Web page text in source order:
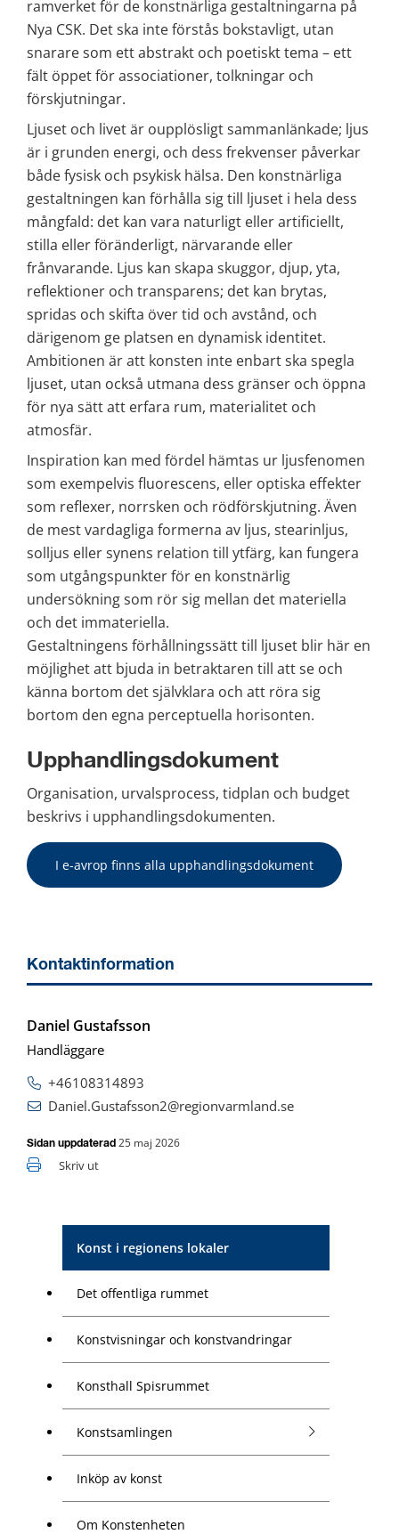
Konst i regionens lokaler
Det offentliga rummet
Konstvisningar och konstvandringar
Konsthall Spisrummet
Konstsamlingen
Inköp av konst
Om Konstenheten
ramverket för de konstnärliga gestaltningarna på
Nya CSK. Det ska inte förstås bokstavligt, utan
snarare som ett abstrakt och poetiskt tema – ett
fält öppet för associationer, tolkningar och
förskjutningar.
Ljuset och livet är oupplösligt sammanlänkade; ljus
är i grunden energi, och dess frekvenser påverkar
både fysisk och psykisk hälsa. Den konstnärliga
gestaltningen kan förhålla sig till ljuset i hela dess
mångfald: det kan vara naturligt eller artificiellt,
stilla eller föränderligt, närvarande eller
frånvarande. Ljus kan skapa skuggor, djup, yta,
reflektioner och transparens; det kan brytas,
spridas och skifta över tid och avstånd, och
därigenom ge platsen en dynamisk identitet.
Ambitionen är att konsten inte enbart ska spegla
ljuset, utan också utmana dess gränser och öppna
för nya sätt att erfara rum, materialitet och
atmosfär.
Inspiration kan med fördel hämtas ur ljusfenomen
som exempelvis fluorescens, eller optiska effekter
som reflexer, norrsken och rödförskjutning. Även
de mest vardagliga formerna av ljus, stearinljus,
solljus eller synens relation till ytfärg, kan fungera
som utgångspunkter för en konstnärlig
undersökning som rör sig mellan det materiella
och det immateriella.
Gestaltningens förhållningssätt till ljuset blir här en
möjlighet att bjuda in betraktaren till att se och
känna bortom det självklara och att röra sig
bortom den egna perceptuella horisonten.
Upphandlingsdokument
Organisation, urvalsprocess, tidplan och budget
beskrivs i upphandlingsdokumenten.
I e-avrop finns alla upphandlingsdokument
Kontaktinformation
Daniel Gustafsson
Handläggare
+46108314893
Daniel.Gustafsson2@regionvarmland.se
Sidan uppdaterad 25 maj 2026
Skriv ut